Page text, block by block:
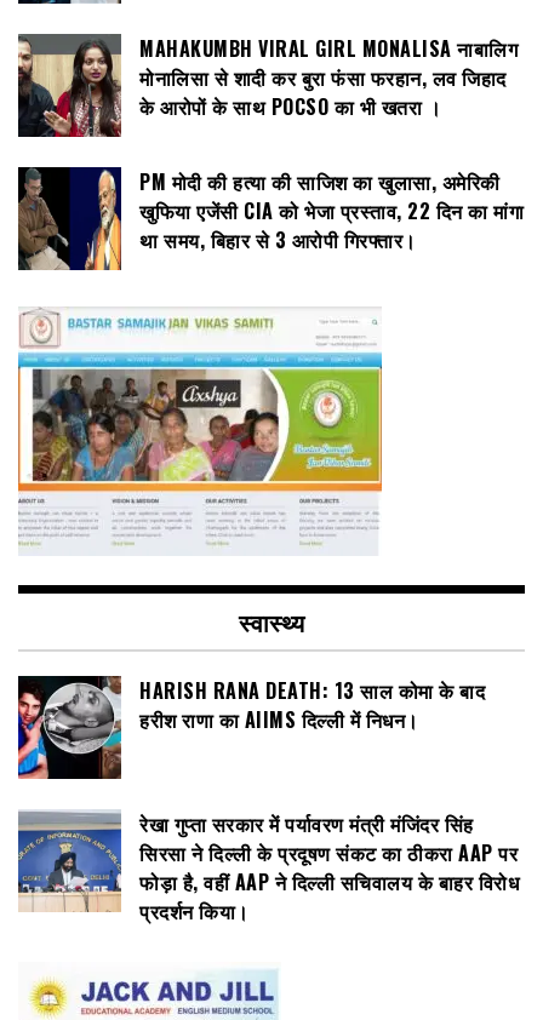
MAHAKUMBH VIRAL GIRL MONALISA नाबालिग
मोनालिसा से शादी कर बुरा फंसा फरहान, लव जिहाद
के आरोपों के साथ POCSO का भी खतरा ।
PM मोदी की हत्या की साजिश का खुलासा, अमेरिकी
खुफिया एजेंसी CIA को भेजा प्रस्ताव, 22 दिन का मांगा
था समय, बिहार से 3 आरोपी गिरफ्तार।
स्वास्थ्य
HARISH RANA DEATH: 13 साल कोमा के बाद
हरीश राणा का AIIMS दिल्ली में निधन।
रेखा गुप्ता सरकार में पर्यावरण मंत्री मंजिंदर सिंह
सिरसा ने दिल्ली के प्रदूषण संकट का ठीकरा AAP पर
फोड़ा है, वहीं AAP ने दिल्ली सचिवालय के बाहर विरोध
प्रदर्शन किया।